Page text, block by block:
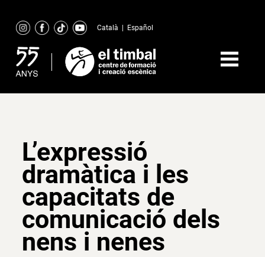
content
Català Español
L’expressió
dramàtica i les
capacitats de
comunicació dels
nens i nenes